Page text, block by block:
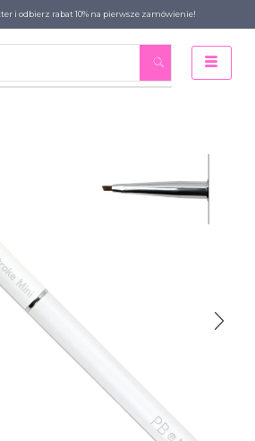
i odbierz rabat 10% na pierwsze zamówienie!